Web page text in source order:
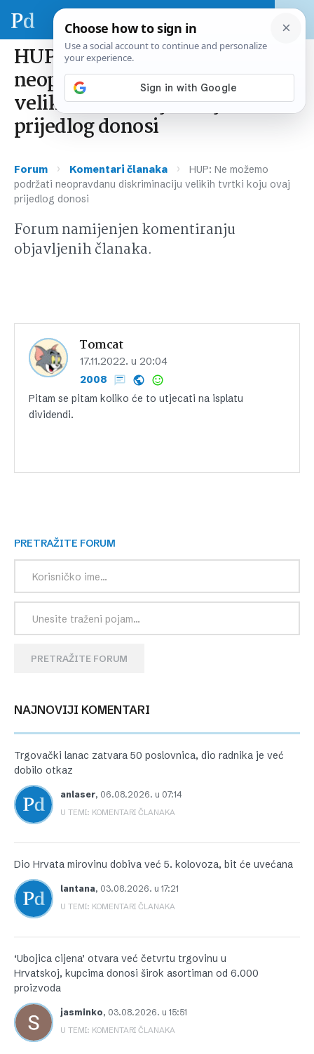
HUP: Ne možemo podržati
neopravdanu diskriminaciju
velikih tvrtki koju ovaj
prijedlog donosi
Forum › Komentari članaka ›
HUP: Ne možemo
podržati neopravdanu diskriminaciju velikih tvrtki koju ovaj
prijedlog donosi
Forum namijenjen komentiranju
objavljenih članaka.
Tomcat
17.11.2022. u 20:04
2008
Pitam se pitam koliko će to utjecati na isplatu
dividendi.
PRETRAŽITE FORUM
PRETRAŽITE FORUM
NAJNOVIJI KOMENTARI
Trgovački lanac zatvara 50 poslovnica, dio radnika je već
dobilo otkaz
anlaser, 06.08.2026. u 07:14
U TEMI: KOMENTARI ČLANAKA
Dio Hrvata mirovinu dobiva već 5. kolovoza, bit će uvećana
lantana, 03.08.2026. u 17:21
U TEMI: KOMENTARI ČLANAKA
‘Ubojica cijena’ otvara već četvrtu trgovinu u
Hrvatskoj, kupcima donosi širok asortiman od 6.000
proizvoda
jasminko, 03.08.2026. u 15:51
U TEMI: KOMENTARI ČLANAKA